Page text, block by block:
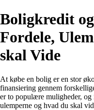
Boligkredit
Fordele,
skal Vide
At købe en bolig er en stor
finansiering gennem
er to populære muligheder,
ulemperne og hvad du skal